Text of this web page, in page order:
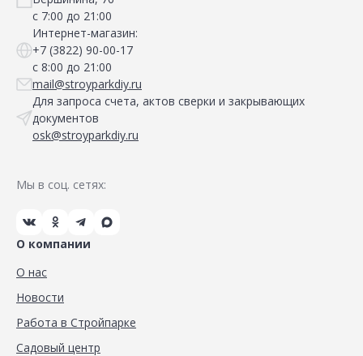
с 7:00 до 21:00
Интернет-магазин:
+7 (3822) 90-00-17
с 8:00 до 21:00
mail@stroyparkdiy.ru
Для запроса счета, актов сверки и закрывающих
документов
osk@stroyparkdiy.ru
Мы в соц. сетях:
О компании
О нас
Новости
Работа в Стройпарке
Садовый центр